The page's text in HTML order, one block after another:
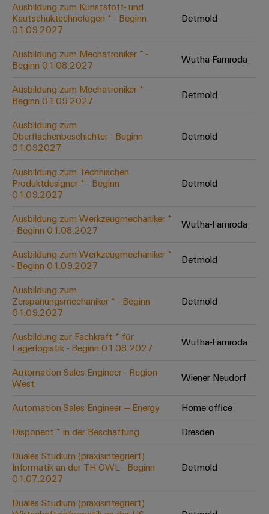
Sicherer
Betrieb
mit
Lösungen
für
Prozessindustrie
Mehr
Ressourceneffizienz
durch
Schaltschrankbau
Lösungen
die
Herausforderungen
Schaltschrankbau
Moderne
und
digitale
für
klimafreundliche
im
Schiffbau
Verbindungslösungen
die
maritime
Industrie
Wasseraufbereitung
Industrial
IoT
Industrial
Security
Industrial
Service
Platform
easyConnect
Regler
Gerätehersteller
Leiterplattensteckverbinder
&
PCB
Services
Equipment
(OEM)
Industrial
Ethernet
Touch-
Panels
Engineering-
Visualisierungstools
Energiemessung
und
Smart
Metering
Weidmüller
AI
Access
&
Services
Industrial
Platform
easyConnect
Werkstatt
&
Digitale
Bestellmöglichkeiten
eShop
OCI-
EDI-
Schnittstelle
ALLE
SERVICES
finden
Solution
Partner
-
Systemintegratoren
Messen
&
Globale
Messen
&
Events
Stellenbörse
Entwicklung
Karriere auf
neues
Distribution
Ausbildung zum Kunststoff- und
Kautschuktechnologen * - Beginn
01.09.2027
Detmold
Ausbildung zum Mechatroniker * -
Beginn 01.08.2027
Wutha-Farnroda
Ausbildung zum Mechatroniker * -
Beginn 01.09.2027
Detmold
Ausbildung zum
Oberflächenbeschichter - Beginn
01.092027
Detmold
Ausbildung zum Technischen
Produktdesigner * - Beginn
01.09.2027
Detmold
Ausbildung zum Werkzeugmechaniker *
- Beginn 01.08.2027
Wutha-Farnroda
Ausbildung zum Werkzeugmechaniker *
- Beginn 01.09.2027
Detmold
Ausbildung zum
Zerspanungsmechaniker * - Beginn
01.09.2027
Detmold
Ausbildung zur Fachkraft * für
Lagerlogistik - Beginn 01.08.2027
Wutha-Farnroda
Automation Sales Engineer - Region
West
Wiener Neudorf
Automation Sales Engineer – Energy
Home office
Disponent * in der Beschaffung
Dresden
Duales Studium (praxisintegriert)
Informatik an der TH OWL - Beginn
01.07.2027
Detmold
Duales Studium (praxisintegriert)